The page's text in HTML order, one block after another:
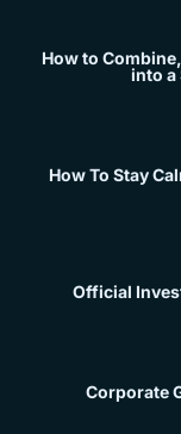
How to
into a
How To Stay
Official
Corporate